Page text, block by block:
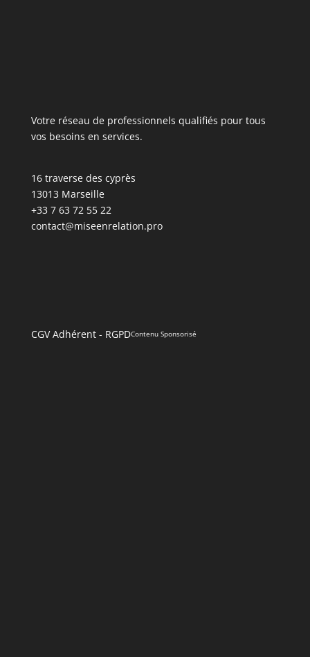
Votre réseau de professionnels qualifiés pour tous
vos besoins en services.
16 traverse des cyprès
13013 Marseille
+33 7 63 72 55 22
contact@miseenrelation.pro
CGV Adhérent- RGPDContenu Sponsorisé